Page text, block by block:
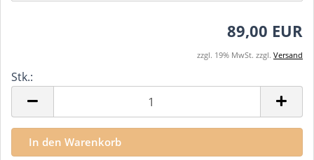
89,00 EUR
zzgl. 19% MwSt. zzgl. Versand
Stk.: